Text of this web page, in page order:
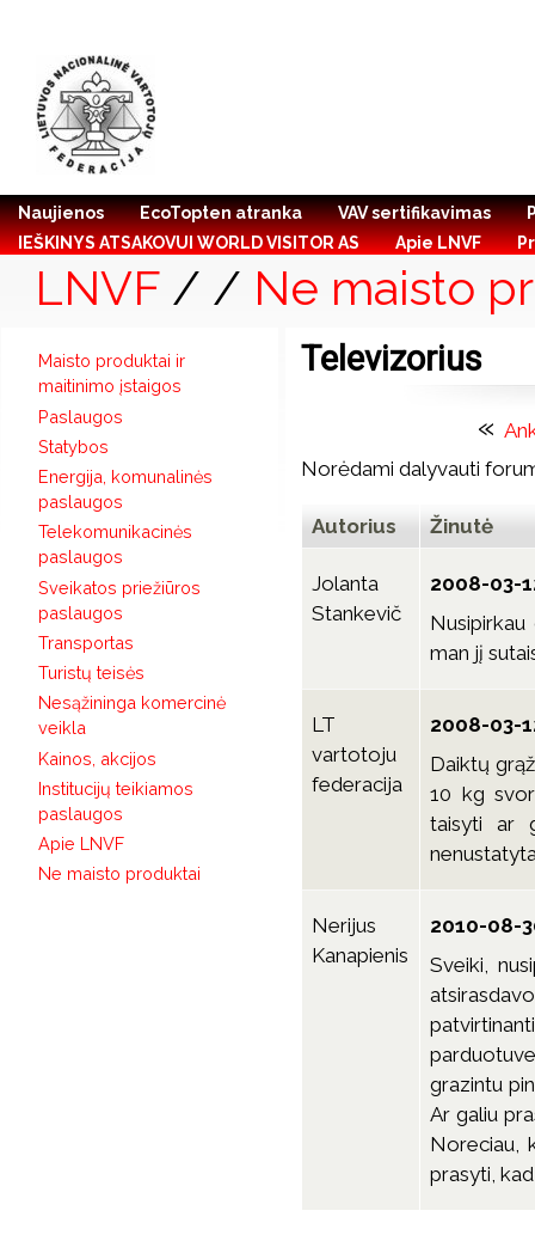
Naujienos EcoTopten atranka VAV sertifikavimas
IEŠKINYS ATSAKOVUI WORLD VISITOR AS
Apie LNVF
LNVF/ / Ne maisto
Maisto produktai ir
maitinimo įstaigos
Paslaugos
Statybos
Energija, komunalinės
paslaugos
Telekomunikacinės
paslaugos
Sveikatos priežiūros
paslaugos
Transportas
Turistų teisės
Nesąžininga komercinė
veikla
Kainos, akcijos
Institucijų teikiamos
paslaugos
Apie LNVF
Ne maisto produktai
Televizorius
«
Norėdami dalyvauti
Autorius Žinutė
Jolanta
Stankevič
2008-03-
man jį
LT
vartotoju
federacija
2008-03-
Daiktų
10 kg
taisyti ar
Nerijus
Kanapienis
2010-08-
Sveiki,
grazintu
Ar galiu
Noreciau,
prasyti,